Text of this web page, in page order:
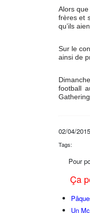
Alors
frères et
qu’ils
Sur le
ainsi de
football
02/04/2015
Tags:
Pour
Ça
Un